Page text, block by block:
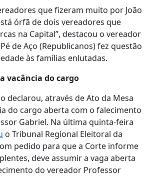
que fizeram muito por João
órfã de dois vereadores que
na Capital”, destacou o vereador
de Aço (Republicanos) fez questão
às famílias enlutadas.
vacância do cargo
declarou, através de Ato da Mesa
do cargo aberta com o falecimento
Gabriel. Na última quinta-feira
o Tribunal Regional Eleitoral da
pedido para que a Corte informe
deve assumir a vaga aberta
do vereador Professor